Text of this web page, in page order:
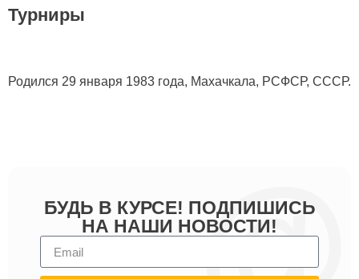
Турниры
Родился 29 января 1983 года, Махачкала, РСФСР, СССР.
БУДЬ В КУРСЕ! ПОДПИШИСЬ
НА НАШИ НОВОСТИ!